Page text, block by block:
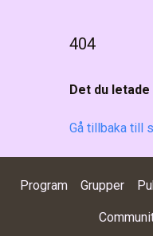
404
Det du
Gå tillbaka till
Program Grupper